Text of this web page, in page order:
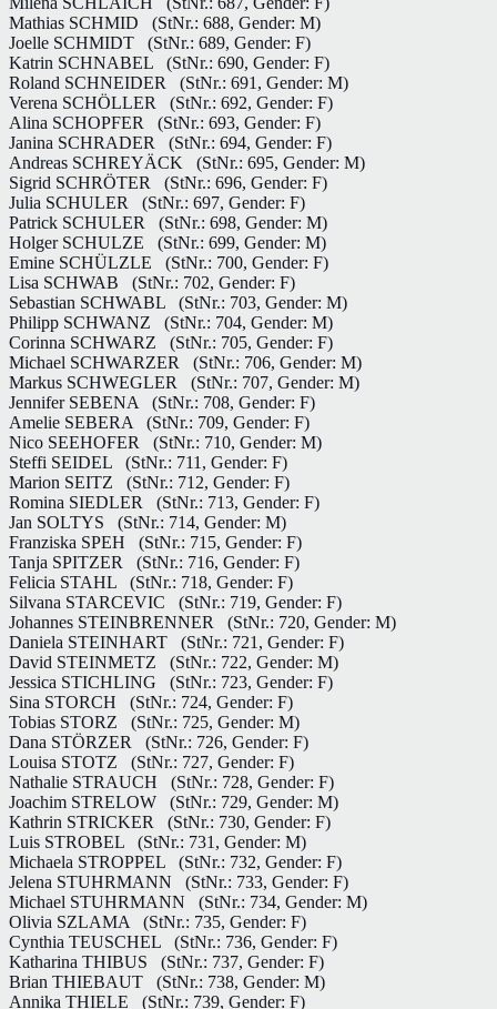
Mathias SCHMID
(StNr.: 688, Gender: M)
Joelle SCHMIDT
(StNr.: 689, Gender: F)
Katrin SCHNABEL
(StNr.: 690, Gender: F)
Roland SCHNEIDER
(StNr.: 691, Gender: M)
Verena SCHÖLLER
(StNr.: 692, Gender: F)
Alina SCHOPFER
(StNr.: 693, Gender: F)
Janina SCHRADER
(StNr.: 694, Gender: F)
Andreas SCHREYÄCK
(StNr.: 695, Gender: M)
Sigrid SCHRÖTER
(StNr.: 696, Gender: F)
Julia SCHULER
(StNr.: 697, Gender: F)
Patrick SCHULER
(StNr.: 698, Gender: M)
Holger SCHULZE
(StNr.: 699, Gender: M)
Emine SCHÜLZLE
(StNr.: 700, Gender: F)
Lisa SCHWAB
(StNr.: 702, Gender: F)
Sebastian SCHWABL
(StNr.: 703, Gender: M)
Philipp SCHWANZ
(StNr.: 704, Gender: M)
Corinna SCHWARZ
(StNr.: 705, Gender: F)
Michael SCHWARZER
(StNr.: 706, Gender: M)
Markus SCHWEGLER
(StNr.: 707, Gender: M)
Jennifer SEBENA
(StNr.: 708, Gender: F)
Amelie SEBERA
(StNr.: 709, Gender: F)
Nico SEEHOFER
(StNr.: 710, Gender: M)
Steffi SEIDEL
(StNr.: 711, Gender: F)
Marion SEITZ
(StNr.: 712, Gender: F)
Romina SIEDLER
(StNr.: 713, Gender: F)
Jan SOLTYS
(StNr.: 714, Gender: M)
Franziska SPEH
(StNr.: 715, Gender: F)
Tanja SPITZER
(StNr.: 716, Gender: F)
Felicia STAHL
(StNr.: 718, Gender: F)
Silvana STARCEVIC
(StNr.: 719, Gender: F)
Johannes STEINBRENNER
(StNr.: 720, Gender: M)
Daniela STEINHART
(StNr.: 721, Gender: F)
David STEINMETZ
(StNr.: 722, Gender: M)
Jessica STICHLING
(StNr.: 723, Gender: F)
Sina STORCH
(StNr.: 724, Gender: F)
Tobias STORZ
(StNr.: 725, Gender: M)
Dana STÖRZER
(StNr.: 726, Gender: F)
Louisa STOTZ
(StNr.: 727, Gender: F)
Nathalie STRAUCH
(StNr.: 728, Gender: F)
Joachim STRELOW
(StNr.: 729, Gender: M)
Kathrin STRICKER
(StNr.: 730, Gender: F)
Luis STROBEL
(StNr.: 731, Gender: M)
Michaela STROPPEL
(StNr.: 732, Gender: F)
Jelena STUHRMANN
(StNr.: 733, Gender: F)
Michael STUHRMANN
(StNr.: 734, Gender: M)
Olivia SZLAMA
(StNr.: 735, Gender: F)
Cynthia TEUSCHEL
(StNr.: 736, Gender: F)
Katharina THIBUS
(StNr.: 737, Gender: F)
Brian THIEBAUT
(StNr.: 738, Gender: M)
Annika THIELE
(StNr.: 739, Gender: F)